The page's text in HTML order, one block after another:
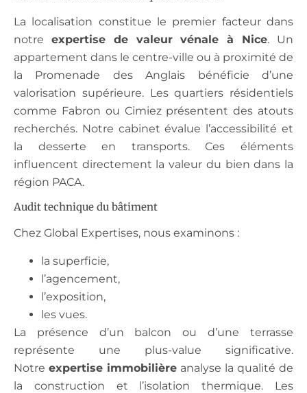
La localisation constitue le premier facteur dans
notre expertise de valeur vénale à Nice. Un
appartement dans le centre-ville ou à proximité de
la Promenade des Anglais bénéficie d’une
valorisation supérieure. Les quartiers résidentiels
comme Fabron ou Cimiez présentent des atouts
recherchés. Notre cabinet évalue l’accessibilité et
la desserte en transports. Ces éléments
influencent directement la valeur du bien dans la
région PACA.
Audit technique du bâtiment
Chez Global Expertises, nous examinons :
la superficie,
l’agencement,
l’exposition,
les vues.
La présence d’un balcon ou d’une terrasse
représente une plus-value significative.
Notre expertise immobilière analyse la qualité de
la construction et l’isolation thermique. Les